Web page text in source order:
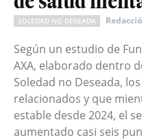
SOLEDAD NO DESEADA
Según un estudio de
AXA, elaborado dentro
Soledad no Deseada,
relacionados y que
estable desde 2024, el
aumentado casi seis